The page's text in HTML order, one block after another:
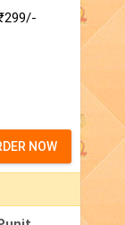
NOW